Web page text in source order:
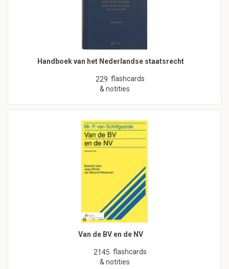
Handboek van het Nederlandse staatsrecht
229 flashcards
& notities
Van de BV en de NV
2145 flashcards
& notities